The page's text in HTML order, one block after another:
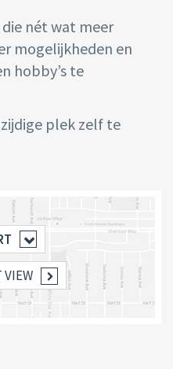
nét wat meer
mogelijkheden en
hobby’s te
plek zelf te
VIEW